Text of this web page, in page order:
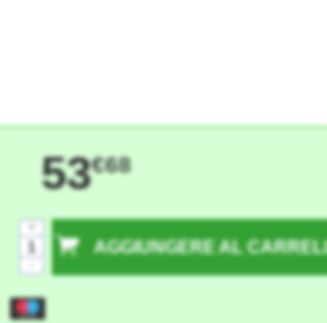
53€68
AGGIUNGERE AL
+